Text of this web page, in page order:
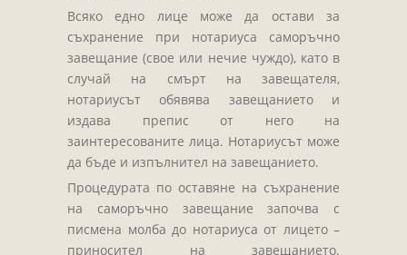
Всяко едно лице може да остави за
съхранение при нотариуса саморъчно
завещание (свое или нечие чуждо), като в
случай на смърт на завещателя,
нотариусът обявява завещанието и
издава препис от него на
заинтересованите лица. Нотариусът може
да бъде и изпълнител на завещанието.
Процедурата по оставяне на съхранение
на саморъчно завещание започва с
писмена молба до нотариуса от лицето –
приносител на завещанието.